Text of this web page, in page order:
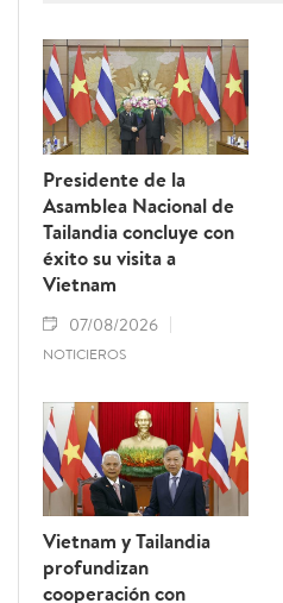
Presidente de la
Asamblea Nacional de
Tailandia concluye con
éxito su visita a
Vietnam
07/08/2026
NOTICIEROS
Vietnam y Tailandia
profundizan
cooperación con